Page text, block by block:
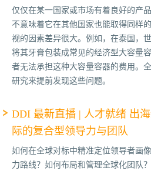
仅仅在某一国家或市场有着良好的产
不意味着它在其他国家也能取得同样
视的因素差异很大。例如，在泰国，
将其牙膏包装成常见的经济型大容量
者无法承担这种大容量容器的费用。
研究来提前发现这些问题。
DDI 最新直播 | 人才就绪 出
际的复合型领导力与团队
如何在全球对标中精准定位领导者画
力路线？如何布局和管理全球化团队